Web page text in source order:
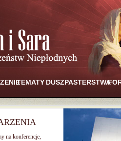
TEMATY DUSZPASTERSTWA
na konferencje,